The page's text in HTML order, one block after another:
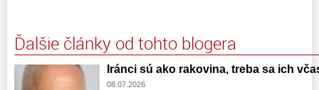
Ďalšie články od tohto blogera
Iránci sú ako rakovina, treba sa ich
08.07.2026